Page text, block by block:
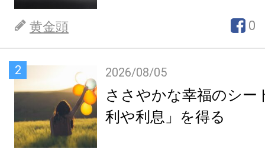
黄金頭 0
2 2026/08/05
ささやかな幸福のシー
利や利息」を得る